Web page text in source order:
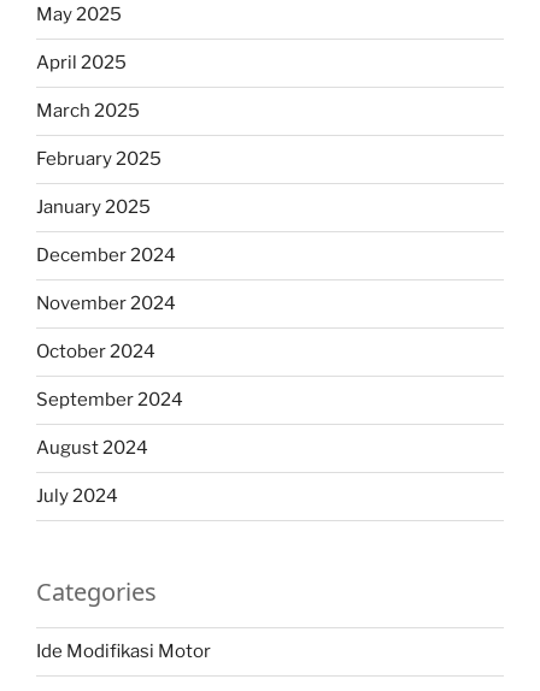
May 2025
April 2025
March 2025
February 2025
January 2025
December 2024
November 2024
October 2024
September 2024
August 2024
July 2024
Categories
Ide Modifikasi Motor